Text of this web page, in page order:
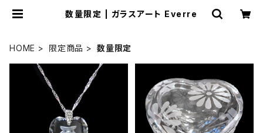
数量限定 | ガラスアート Everre
HOME 限定商品 数量限定